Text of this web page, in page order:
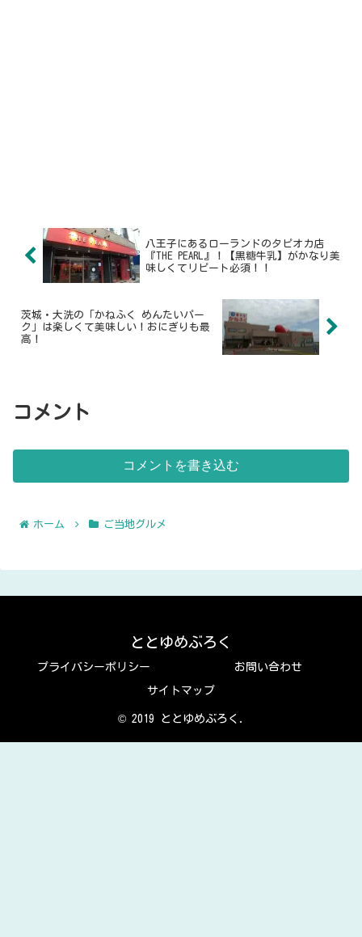
八王子にあるローランドのタピオカ店
『THE PEARL』！【黒糖牛乳】がかなり美
味しくてリピート必須！！
茨城・大洗の「かねふく めんたいパー
ク」は楽しくて美味しい！おにぎりも最
高！
コメント
コメントを書き込む
ホーム ご当地グルメ
ととゆめぶろく
プライバシーポリシー お問い合わせ
サイトマップ
© 2019 ととゆめぶろく.